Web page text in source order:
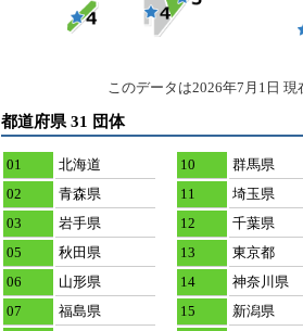
このデータは2026年7月1日
都道府県 31 団体
01
北海道
02
青森県
03
岩手県
05
秋田県
06
山形県
07
福島県
10
群馬県
11
埼玉県
12
千葉県
13
東京都
14
神奈川県
15
新潟県